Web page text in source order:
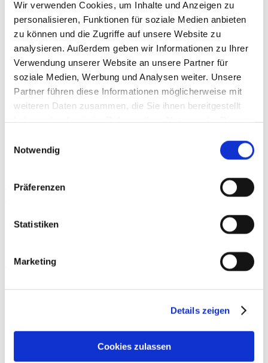
Wir verwenden Cookies, um Inhalte und Anzeigen zu
personalisieren, Funktionen für soziale Medien anbieten
zu können und die Zugriffe auf unsere Website zu
analysieren. Außerdem geben wir Informationen zu Ihrer
Verwendung unserer Website an unsere Partner für
soziale Medien, Werbung und Analysen weiter. Unsere
Partner führen diese Informationen möglicherweise mit
weiteren Daten zusammen, die Sie ihnen bereitgestellt
Notwendig
Präferenzen
Statistiken
Marketing
Details zeigen
Cookies zulassen
Beiträge
Evaluation Embodiment im
Die systematischen sportpsychologischen Anwendungen begannen
in den 1920ern, mit den maßgeblichen Initiativen von R. W. Schulte
Weiterlesen »